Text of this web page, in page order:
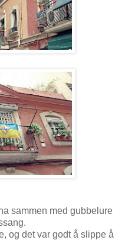
sammen med gubbelure
og det var godt å slippe å